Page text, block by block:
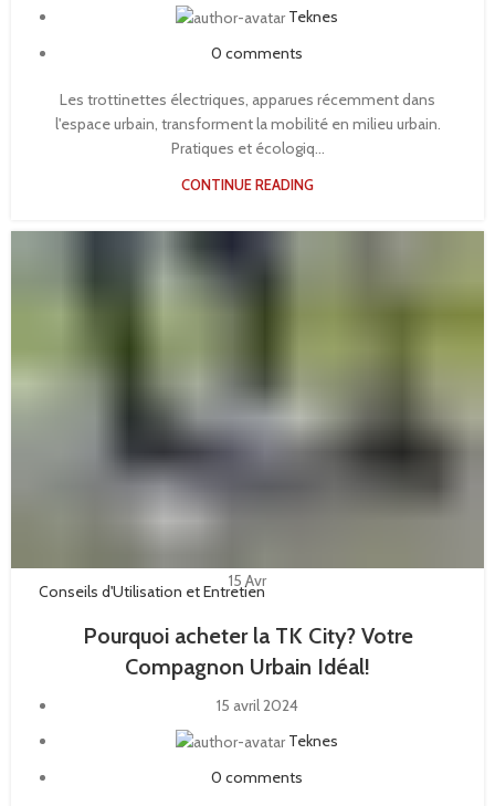
Teknes
0 comments
Les trottinettes électriques, apparues récemment dans
l'espace urbain, transforment la mobilité en milieu urbain.
Pratiques et écologiq...
CONTINUE READING
15 Avr
Conseils d'Utilisation et Entretien
Pourquoi acheter la TK City? Votre
Compagnon Urbain Idéal!
15 avril 2024
Teknes
0 comments